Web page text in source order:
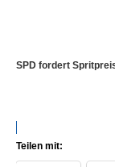
SPD fordert
Teilen mit: